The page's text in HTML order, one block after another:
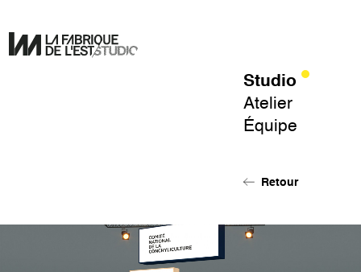
Studio
Atelier
Équipe
Retour